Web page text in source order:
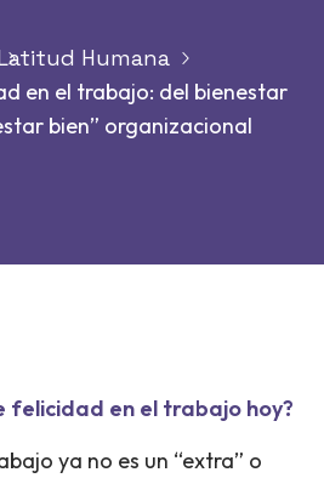
Humana
en el trabajo: del bienestar
bien” organizacional
felicidad en el trabajo hoy?
ya no es un “extra” o